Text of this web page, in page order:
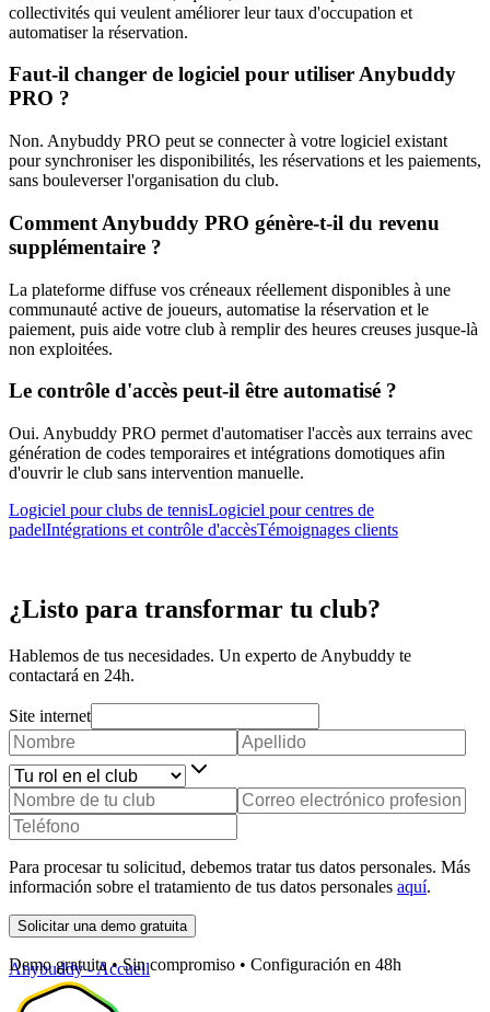
collectivités qui veulent améliorer leur taux d'occupation et
automatiser la réservation.
Faut-il changer de logiciel pour utiliser Anybuddy
PRO ?
Non. Anybuddy PRO peut se connecter à votre logiciel existant
pour synchroniser les disponibilités, les réservations et les paiements,
sans bouleverser l'organisation du club.
Comment Anybuddy PRO génère-t-il du revenu
supplémentaire ?
La plateforme diffuse vos créneaux réellement disponibles à une
communauté active de joueurs, automatise la réservation et le
paiement, puis aide votre club à remplir des heures creuses jusque-là
non exploitées.
Le contrôle d'accès peut-il être automatisé ?
Oui. Anybuddy PRO permet d'automatiser l'accès aux terrains avec
génération de codes temporaires et intégrations domotiques afin
d'ouvrir le club sans intervention manuelle.
Logiciel pour clubs de tennisLogiciel pour centres de
padelIntégrations et contrôle d'accèsTémoignages clients
¿Listo para transformar tu club?
Hablemos de tus necesidades. Un experto de Anybuddy te
contactará en 24h.
Site internet
Para procesar tu solicitud, debemos tratar tus datos personales. Más
información sobre el tratamiento de tus datos personales aquí.
Solicitar una demo gratuita
Demo gratuita • Sin compromiso • Configuración en 48h
Anybuddy - Accueil